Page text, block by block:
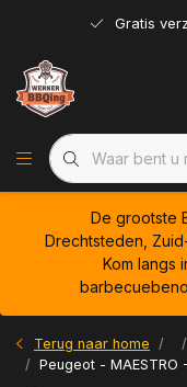
Gratis
De grootste
Drechtsteden,
Kom langs
Terug naar home
Peugeot -